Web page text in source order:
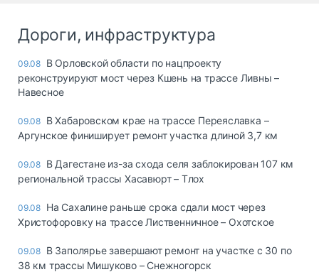
Дороги, инфраструктура
09.08 В Орловской области по нацпроекту
реконструируют мост через Кшень на трассе Ливны –
Навесное
09.08 В Хабаровском крае на трассе Переяславка –
Аргунское финиширует ремонт участка длиной 3,7 км
09.08 В Дагестане из-за схода селя заблокирован 107 км
региональной трассы Хасавюрт – Тлох
09.08 На Сахалине раньше срока сдали мост через
Христофоровку на трассе Лиственничное – Охотское
09.08 В Заполярье завершают ремонт на участке с 30 по
38 км трассы Мишуково – Снежногорск